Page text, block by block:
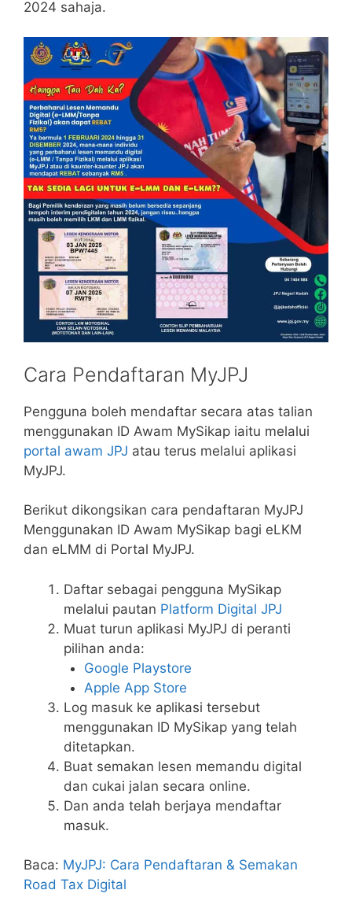
2024 sahaja.
Cara Pendaftaran MyJPJ
Pengguna boleh mendaftar secara atas talian
menggunakan ID Awam MySikap iaitu melalui
portal awam JPJ atau terus melalui aplikasi
MyJPJ.
Berikut dikongsikan cara pendaftaran MyJPJ
Menggunakan ID Awam MySikap bagi eLKM
dan eLMM di Portal MyJPJ.
Daftar sebagai pengguna MySikap
melalui pautan Platform Digital JPJ
Muat turun aplikasi MyJPJ di peranti
pilihan anda:
Google Playstore
Apple App Store
Log masuk ke aplikasi tersebut
menggunakan ID MySikap yang telah
ditetapkan.
Buat semakan lesen memandu digital
dan cukai jalan secara online.
Dan anda telah berjaya mendaftar
masuk.
Baca: MyJPJ: Cara Pendaftaran & Semakan
Road Tax Digital